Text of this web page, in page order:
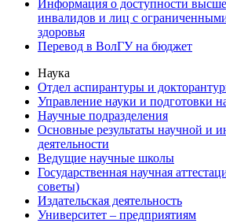
Информация о доступности
инвалидов и лиц с
здоровья
Перевод в ВолГУ на бюджет
Наука
Отдел аспирантуры и
Управление науки и подготовки
Научные подразделения
Основные результаты научной и
деятельности
Ведущие научные школы
Государственная научная
советы)
Издательская деятельность
Университет – предприятиям